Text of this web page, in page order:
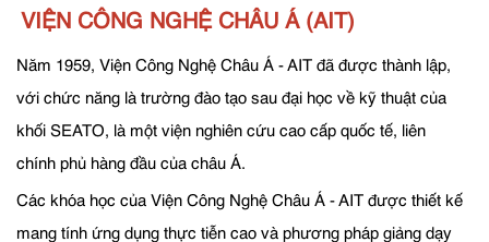
VIỆN CÔNG NGHỆ CHÂU Á (AIT)
Năm 1959, Viện Công Nghệ Châu Á - AIT đã được thành lập,
với chức năng là trường đào tạo sau đại học về kỹ thuật của
khối SEATO, là một viện nghiên cứu cao cấp quốc tế, liên
chính phủ hàng đầu của châu Á.
Các khóa học của Viện Công Nghệ Châu Á - AIT được thiết kế
mang tính ứng dụng thực tiễn cao và phương pháp giảng dạy